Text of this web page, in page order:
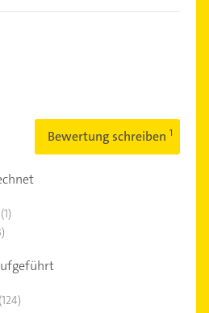
Bewertung schreiben
(1)
(124)